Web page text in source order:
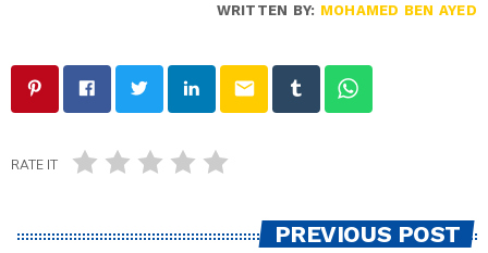
WRITTEN BY: MOHAMED BEN AYED
email
RATE IT
PREVIOUS POST